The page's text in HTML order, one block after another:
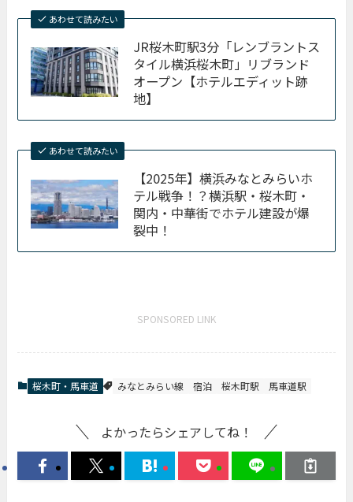
あわせて読みたい
JR桜木町駅3分「レンブラントス
タイル横浜桜木町」リブランド
オープン【ホテルエディット跡
地】
あわせて読みたい
【2025年】横浜みなとみらいホ
テル戦争！？横浜駅・桜木町・
関内・中華街でホテル建設が爆
裂中！
SPONSORED LINK
桜木町・馬車道 みなとみらい線 宿泊 桜木町駅 馬車道駅
よかったらシェアしてね！